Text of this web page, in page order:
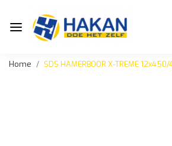
Home SDS HAMERBOOR X-TREME